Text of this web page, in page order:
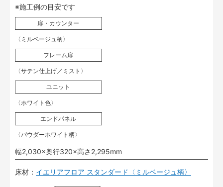
※施工例の目安です
扉・カウンター
〈ミルベージュ柄〉
フレーム扉
〈サテン仕上げ／ミスト〉
ユニット
〈ホワイト色〉
エンドパネル
〈パウダーホワイト柄〉
幅2,030×奥行320×高さ2,295mm
床材： イエリアフロア スタンダード〈ミルベージュ柄〉